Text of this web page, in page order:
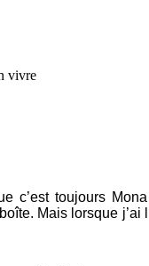
vivre
c’est toujours
Mais lorsque